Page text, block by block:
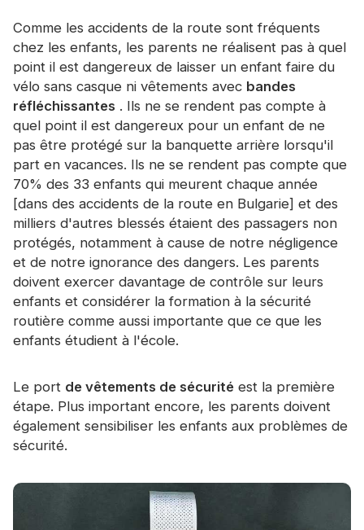
À propos de CHINASTARS
Nouveau produit
Certificat
Catalogue
Vidéo
Contact
Comme les accidents de la route sont fréquents
chez les enfants, les parents ne réalisent pas à quel
point il est dangereux de laisser un enfant faire du
vélo sans casque ni vêtements avec bandes
réfléchissantes . Ils ne se rendent pas compte à
quel point il est dangereux pour un enfant de ne
pas être protégé sur la banquette arrière lorsqu'il
part en vacances. Ils ne se rendent pas compte que
70% des 33 enfants qui meurent chaque année
[dans des accidents de la route en Bulgarie] et des
milliers d'autres blessés étaient des passagers non
protégés, notamment à cause de notre négligence
et de notre ignorance des dangers. Les parents
doivent exercer davantage de contrôle sur leurs
enfants et considérer la formation à la sécurité
routière comme aussi importante que ce que les
enfants étudient à l'école.
Le port de vêtements de sécurité est la première
étape. Plus important encore, les parents doivent
également sensibiliser les enfants aux problèmes de
sécurité.